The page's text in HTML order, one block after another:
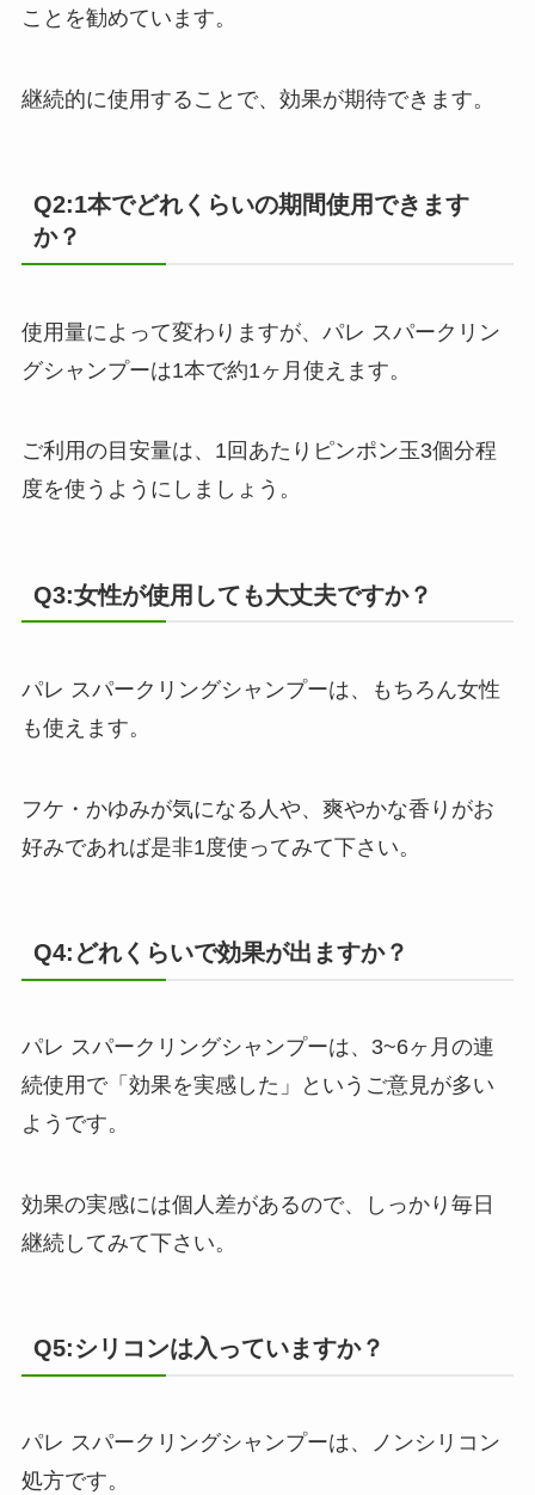
ことを勧めています。
継続的に使用することで、効果が期待できます。
Q2:1本でどれくらいの期間使用できます
か？
使用量によって変わりますが、パレ スパークリン
グシャンプーは1本で約1ヶ月使えます。
ご利用の目安量は、1回あたりピンポン玉3個分程
度を使うようにしましょう。
Q3:女性が使用しても大丈夫ですか？
パレ スパークリングシャンプーは、もちろん女性
も使えます。
フケ・かゆみが気になる人や、爽やかな香りがお
好みであれば是非1度使ってみて下さい。
Q4:どれくらいで効果が出ますか？
パレ スパークリングシャンプーは、3~6ヶ月の連
続使用で「効果を実感した」というご意見が多い
ようです。
効果の実感には個人差があるので、しっかり毎日
継続してみて下さい。
Q5:シリコンは入っていますか？
パレ スパークリングシャンプーは、ノンシリコン
処方です。